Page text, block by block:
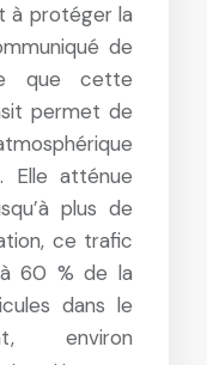
à protéger la
de
que cette
permet de
Elle atténue
plus de
ce trafic
60 % de la
dans le
environ